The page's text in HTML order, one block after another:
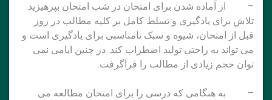
– از آماده شدن برای امتحان در شب امتحان بپرهیزید.
تلاش برای یادگیری و تسلط کامل بر کلیه مطالب در روز
قبل از امتحان، شیوه و سبک نامناسبی برای یادگیری است و
می تواند به راحتی تولید اضطراب کند. در چنین ایامی نمی
توان حجم زیادی از مطالب را فراگرفت.
– به هنگامی که درسی را برای امتحان مطالعه می